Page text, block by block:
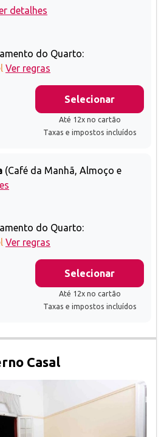
detalhes
do Quarto:
Ver regras
Selecionar
Até 12x no cartão
Taxas e impostos incluídos
(Café da Manhã, Almoço e
do Quarto:
Ver regras
Selecionar
Até 12x no cartão
Taxas e impostos incluídos
Casal